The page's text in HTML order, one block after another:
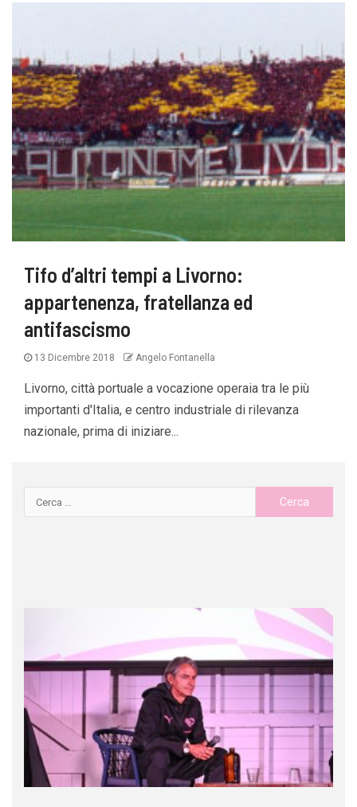
Tifo d’altri tempi a Livorno:
appartenenza, fratellanza ed
antifascismo
13 Dicembre 2018 Angelo Fontanella
Livorno, città portuale a vocazione operaia tra le più
importanti d'Italia, e centro industriale di rilevanza
nazionale, prima di iniziare...